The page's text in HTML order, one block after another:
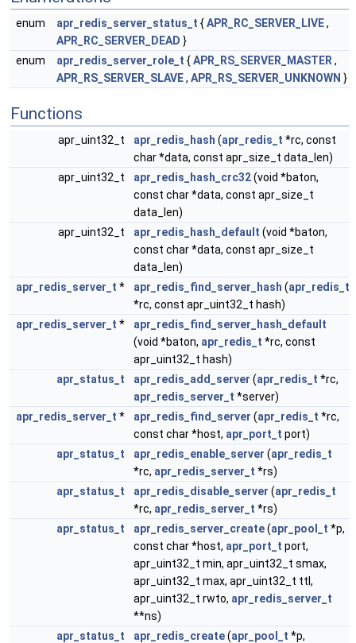
enum apr_redis_server_status_t {APR_RC_SERVER_LIVE,
APR_RC_SERVER_DEAD }
enum
apr_redis_server_role_t {APR_RS_SERVER_MASTER ,
APR_RS_SERVER_SLAVE, APR_RS_SERVER_UNKNOWN }
Functions
apr_uint32_t apr_redis_hash (apr_redis_t *rc, const
char *data, const apr_size_t data_len)
apr_uint32_t
apr_redis_hash_crc32(void *baton,
const char *data, const apr_size_t
data_len)
apr_uint32_t
apr_redis_hash_default (void *baton,
const char *data, const apr_size_t
data_len)
apr_redis_server_t * apr_redis_find_server_hash (apr_redis_t
*rc, const apr_uint32_t hash)
apr_redis_server_t *
apr_redis_find_server_hash_default
(void *baton, apr_redis_t *rc, const
apr_uint32_t hash)
apr_status_t
apr_redis_add_server (apr_redis_t *rc,
apr_redis_server_t *server)
apr_redis_server_t * apr_redis_find_server (apr_redis_t *rc,
const char *host, apr_port_t port)
apr_status_t
apr_redis_enable_server (apr_redis_t
*rc, apr_redis_server_t *rs)
apr_status_t
apr_redis_disable_server (apr_redis_t
*rc, apr_redis_server_t *rs)
apr_status_t
apr_redis_server_create(apr_pool_t *p,
const char *host, apr_port_t port,
apr_uint32_t min, apr_uint32_t smax,
apr_uint32_t max, apr_uint32_t ttl,
apr_uint32_t rwto, apr_redis_server_t
**ns)
apr_status_t
apr_redis_create(apr_pool_t *p,